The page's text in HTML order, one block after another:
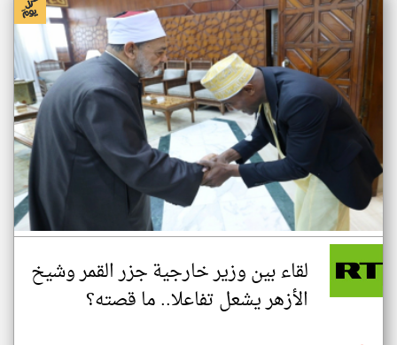
لقاء بين وزير خارجية جزر القمر وشيخ
الأزهر يشعل تفاعلا.. ما قصته؟